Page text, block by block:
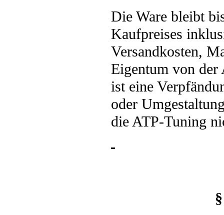
Die Ware bleibt
Kaufpreises
Versandkosten,
Eigentum von der
ist eine
oder
die ATP-Tuning